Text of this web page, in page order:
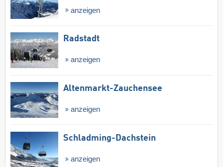
anzeigen
Radstadt
anzeigen
Altenmarkt-Zauchensee
anzeigen
Schladming-Dachstein
anzeigen